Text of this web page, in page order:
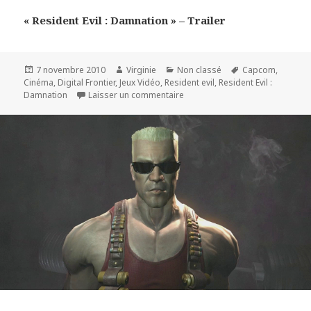
« Resident Evil : Damnation » – Trailer
Publié
le
7 novembre 2010 Auteur
Virginie Catégories
Non classé
Mots-
clés
Capcom,
Cinéma, Digital Frontier, Jeux Vidéo, Resident evil, Resident Evil :
Damnation
Laisser un commentaire